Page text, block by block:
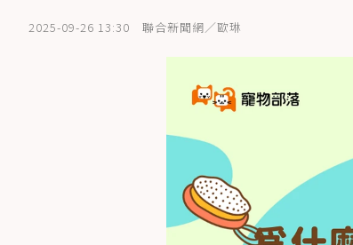
2025-09-26 13:30 聯合新聞網／歐琳